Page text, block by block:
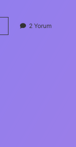
Mukayyed 2 Yorum